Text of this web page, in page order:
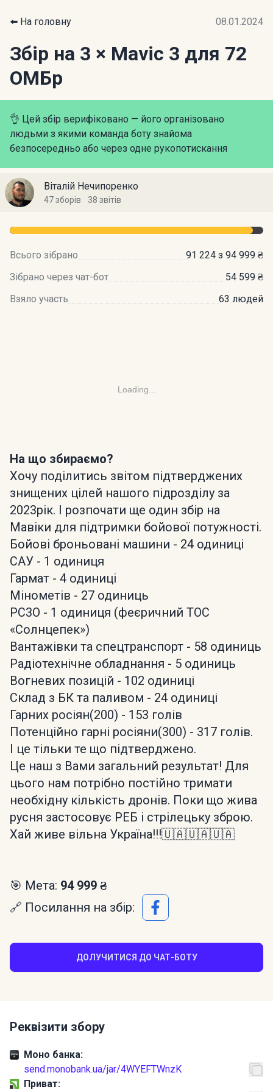
⬅️ На головну 08.01.2024
Збір на 3 × Mavic 3 для 72
ОМБр
👌 Цей збір верифіковано — його організовано
людьми з якими команда боту знайома
безпосередньо або через одне рукопотискання
Віталій Нечипоренко
47 зборів 38 звітів
Всього зібрано
91 224 з 94 999 ₴
Зібрано через чат-бот
54 599 ₴
Взяло участь
63 людей
Loading...
На що збираємо?
Хочу поділитись звітом підтверджених
знищених цілей нашого підрозділу за
2023рік. І розпочати ще один збір на
Мавіки для підтримки бойової потужності.
Бойові броньовані машини - 24 одиниці
САУ - 1 одиниця
Гармат - 4 одиниці
Мінометів - 27 одиниць
РС3О - 1 одиниця (феєричний ТОС
«Солнцепек»)
Вантажівки та спецтранспорт - 58 одиниць
Радіотехнічне обладнання - 5 одиниць
Вогневих позицій - 102 одиниці
Склад з БК та паливом - 24 одиниці
Гарних росіян(200) - 153 голів
Потенційно гарні росіяни(300) - 317 голів.
І це тільки те що підтверджено.
Це наш з Вами загальний результат! Для
цього нам потрібно постійно тримати
необхідну кількість дронів. Поки що жива
русня застосовує РЕБ і стрілецьку зброю.
Хай живе вільна Україна!!!🇺🇦🇺🇦🇺🇦
🎯 Мета: 94 999 ₴
🔗 Посилання на збір:
ДОЛУЧИТИСЯ ДО ЧАТ-БОТУ
Реквізити збору
Моно банка:
send.monobank.ua/jar/4WYEFTWnzK
Приват: